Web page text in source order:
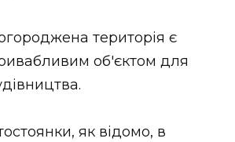
територія є
об'єктом для
як відомо, в